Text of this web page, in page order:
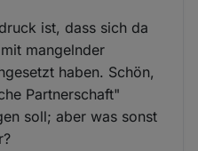
ist, dass sich da
mangelnder
haben. Schön,
Partnerschaft"
soll; aber was sonst